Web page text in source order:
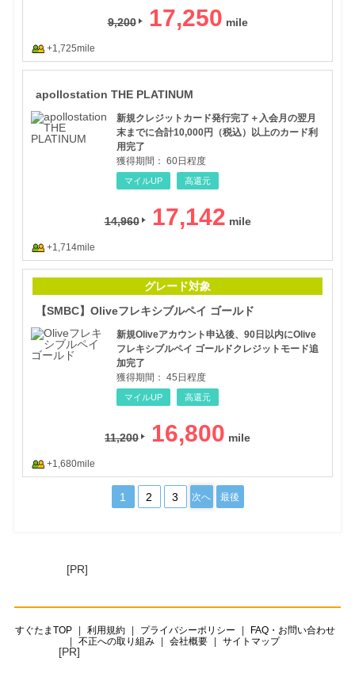
9,200 17,250
+1,725mile
apollostation THE PLATINUM
新規クレジットカード発行完了＋入会月の翌月
末までに合計10,000円（税込）以上のカード利
用完了
獲得期間： 60日程度
マイルUP 高還元
14,960 17,142
+1,714mile
グレード対象
【SMBC】Oliveフレキシブルペイ ゴールド
新規Oliveアカウント申込後、90日以内にOlive
フレキシブルペイ ゴールドクレジットモード追
加完了
獲得期間： 45日程度
マイルUP 高還元
11,200 16,800
+1,680mile
1 2 3 次へ 最後
[PR]
すぐたまTOP 利用規約 プライバシーポリシー
FAQ・お問い合わせ
不正への取り組み
会社概要 サイトマップ
[PR]